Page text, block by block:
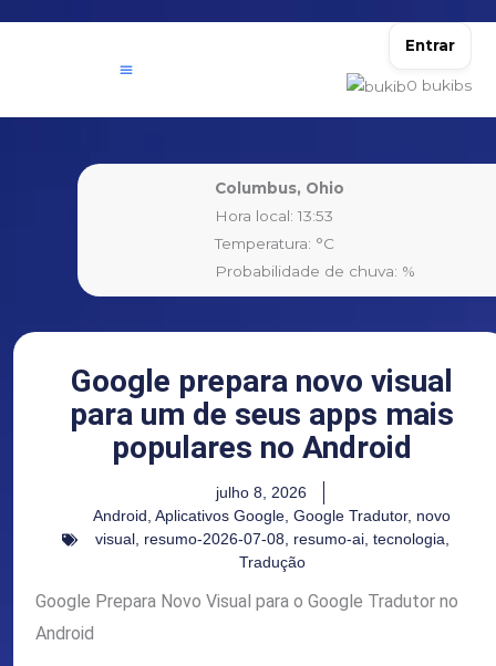
Entrar
0 bukibs
Columbus, Ohio
Hora local: 13:53
Temperatura: °C
Probabilidade de chuva: %
Google prepara novo visual
para um de seus apps mais
populares no Android
julho 8, 2026
Android, Aplicativos Google, Google Tradutor, novo
visual, resumo-2026-07-08, resumo-ai, tecnologia,
Tradução
Google Prepara Novo Visual para o Google Tradutor no
Android